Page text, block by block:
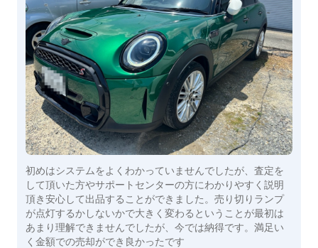
初めはシステムをよくわかっていませんでしたが、査定を
して頂いた方やサポートセンターの方にわかりやすく説明
頂き安心して出品することができました。売り切りランプ
が点灯するかしないかで大きく変わるということが最初は
あまり理解できませんでしたが、今では納得です。満足い
く金額での売却ができ良かったです